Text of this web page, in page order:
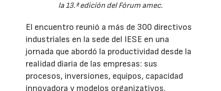
la 13.ª edición del Fórum amec.
El encuentro reunió a más de 300 directivos
industriales en la sede del IESE en una
jornada que abordó la productividad desde la
realidad diaria de las empresas: sus
procesos, inversiones, equipos, capacidad
innovadora y modelos organizativos.